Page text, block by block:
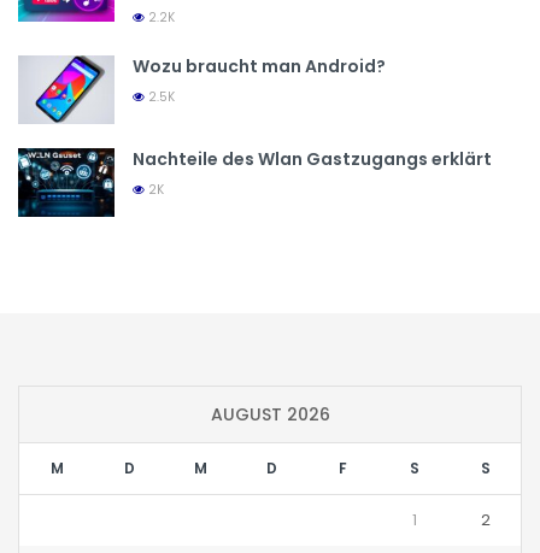
2.2K
Wozu braucht man Android?
2.5K
Nachteile des Wlan Gastzugangs erklärt
2K
AUGUST 2026
M D M D F S S
1 2